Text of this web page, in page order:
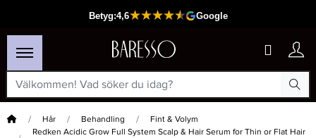
Hem Hår Behandling
Fint & Volym
Redken Acidic Grow Full System Scalp & Hair Serum for Thin or Flat Hair